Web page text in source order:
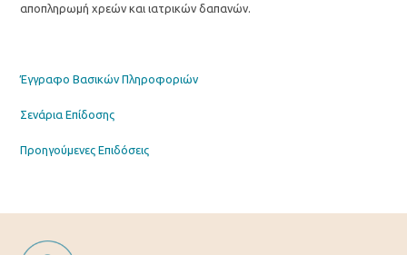
αποπληρωμή χρεών και ιατρικών δαπανών.
Έγγραφο Βασικών Πληροφοριών
Σενάρια Επίδοσης
Προηγούμενες Επιδόσεις